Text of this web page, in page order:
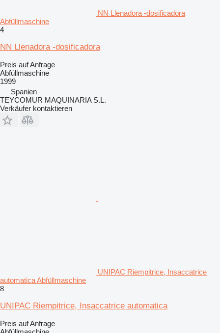
NN Llenadora -dosificadora
Abfüllmaschine
4
NN Llenadora -dosificadora
Preis auf Anfrage
Abfüllmaschine
1999
Spanien
TEYCOMUR MAQUINARIA S.L.
Verkäufer kontaktieren
UNIPAC Riempitrice, Insaccatrice
automatica Abfüllmaschine
8
UNIPAC Riempitrice, Insaccatrice automatica
Preis auf Anfrage